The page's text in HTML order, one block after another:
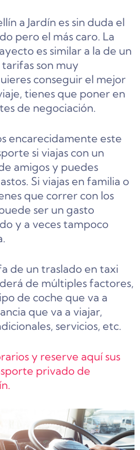
a Jardín es sin duda el
pero el más caro. La
es similar a la de un
son muy
conseguir el mejor
tienes que poner en
de negociación.
encarecidamente este
si viajas con un
amigos y puedes
Si viajas en familia o
que correr con los
ser un gasto
y a veces tampoco
de un traslado en taxi
de múltiples factores,
de coche que va a
que va a viajar,
servicios, etc.
y reserve aquí sus
privado de